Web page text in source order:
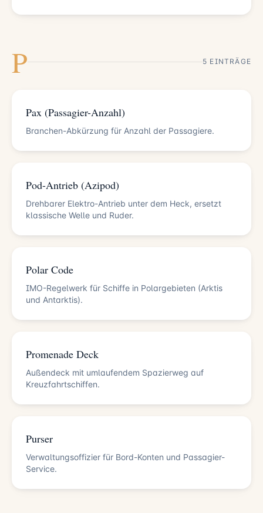
P 5 EINTRÄGE
Pax (Passagier-Anzahl)
Branchen-Abkürzung für Anzahl der Passagiere.
Pod-Antrieb (Azipod)
Drehbarer Elektro-Antrieb unter dem Heck, ersetzt
klassische Welle und Ruder.
Polar Code
IMO-Regelwerk für Schiffe in Polargebieten (Arktis
und Antarktis).
Promenade Deck
Außendeck mit umlaufendem Spazierweg auf
Kreuzfahrtschiffen.
Purser
Verwaltungsoffizier für Bord-Konten und Passagier-
Service.